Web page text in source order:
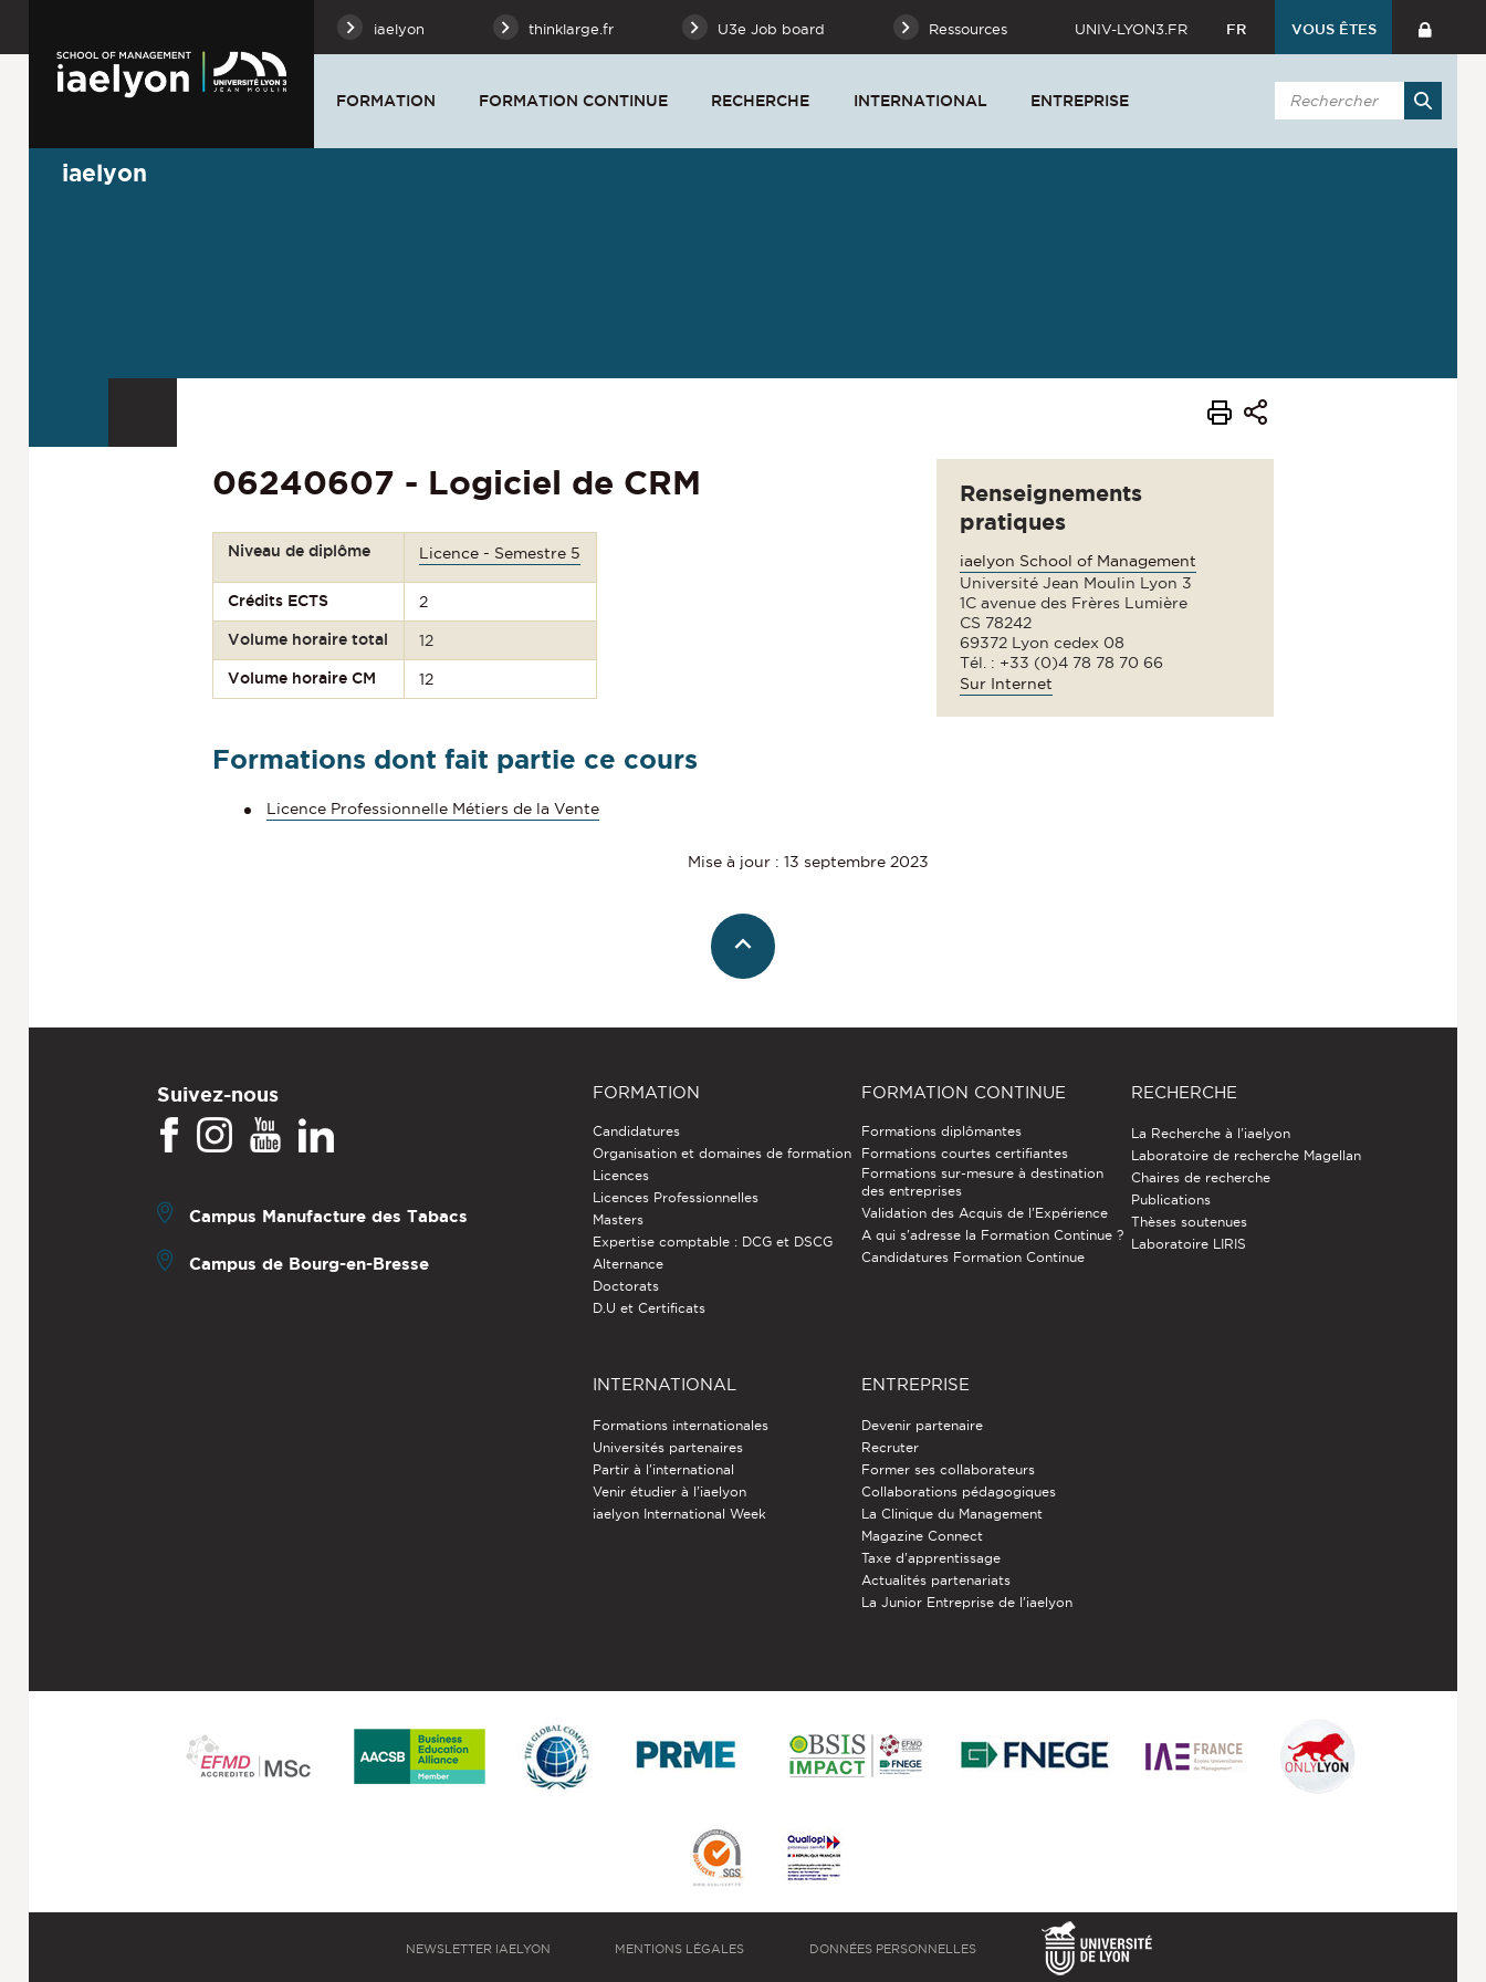
iaelyon thinklarge.fr U3e Job board Ressources UNIV-LYON3.FR FR VOUS ÊTES
FORMATION FORMATION CONTINUE RECHERCHE INTERNATIONAL ENTREPRISE
iaelyon
06240607 - Logiciel de CRM
Niveau de diplôme Licence - Semestre 5
Crédits ECTS 2
Volume horaire total 12
Volume horaire CM 12
Formations dont fait partie ce cours
Licence Professionnelle Métiers de la Vente
Renseignements
pratiques
iaelyon School of Management
Université Jean Moulin Lyon 3
1C avenue des Frères Lumière
CS 78242
69372 Lyon cedex 08
Tél. : +33 (0)4 78 78 70 66
Sur Internet
Mise à jour : 13 septembre 2023
Suivez-nous
Campus Manufacture des Tabacs
Campus de Bourg-en-Bresse
FORMATION
Candidatures
Organisation et domaines de formation
Licences
Licences Professionnelles
Masters
Expertise comptable : DCG et DSCG
Alternance
Doctorats
D.U et Certificats
FORMATION CONTINUE
Formations diplômantes
Formations courtes certifiantes
Formations sur-mesure à destination
des entreprises
Validation des Acquis de l’Expérience
A qui s'adresse la Formation Continue ?
Candidatures Formation Continue
RECHERCHE
La Recherche à l'iaelyon
Laboratoire de recherche Magellan
Chaires de recherche
Publications
Thèses soutenues
Laboratoire LIRIS
INTERNATIONAL
Formations internationales
Universités partenaires
Partir à l'international
Venir étudier à l’iaelyon
iaelyon International Week
ENTREPRISE
Devenir partenaire
Recruter
Former ses collaborateurs
Collaborations pédagogiques
La Clinique du Management
Magazine Connect
Taxe d'apprentissage
Actualités partenariats
La Junior Entreprise de l'iaelyon
NEWSLETTER IAELYON MENTIONS LÉGALES DONNÉES PERSONNELLES